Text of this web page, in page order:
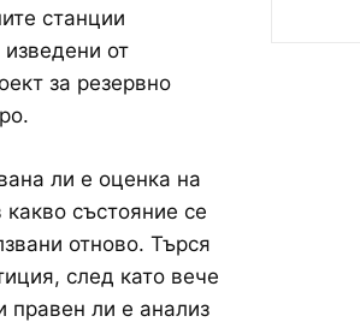
станции
изведени от
за резервно
ли е оценка на
състояние се
отново. Търся
след като вече
правен ли е анализ